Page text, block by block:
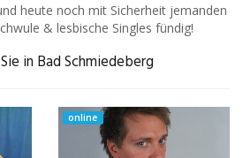
heute noch mit Sicherheit jemanden
& lesbische Singles fündig!
in Bad Schmiedeberg
online